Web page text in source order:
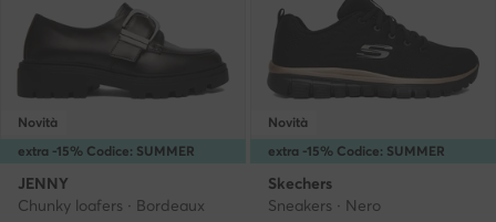
extra -15% Codice: SUMMER
Novità
JENNY
Chunky loafers · Bordeaux
extra -15% Codice: SUMMER
Novità
Skechers
Sneakers · Nero